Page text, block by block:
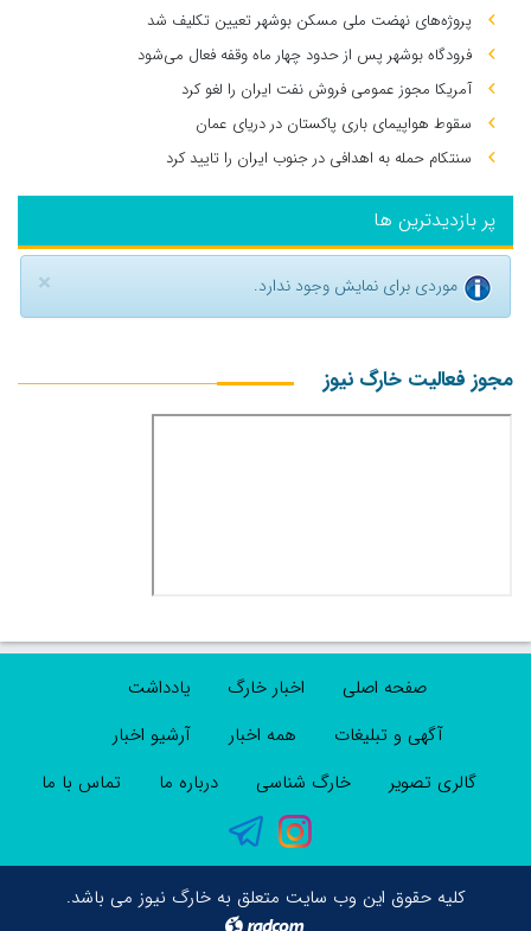
پروژه‌های نهضت ملی مسکن بوشهر تعیین تکلیف شد
فرودگاه بوشهر پس از حدود چهار ماه وقفه فعال می‌شود
آمریکا مجوز عمومی فروش نفت ایران را لغو کرد
سقوط هواپیمای باری پاکستان در دریای عمان
سنتکام حمله به اهدافی در جنوب ایران را تایید کرد
پر بازدیدترین ها
× موردی برای نمایش وجود ندارد.
مجوز فعالیت خارگ نیوز
صفحه اصلی اخبار خارگ
یادداشت
آگهی و تبلیغات
همه اخبار
آرشیو اخبار
گالری تصویر
خارگ شناسی درباره ما تماس با ما
کلیه حقوق این وب سایت متعلق به خارگ نیوز می باشد.
radcom